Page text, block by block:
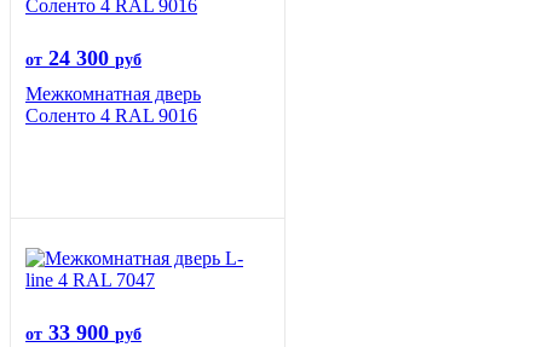
от 24 300 руб
Межкомнатная дверь
Соленто 4 RAL 9016
от 33 900 руб